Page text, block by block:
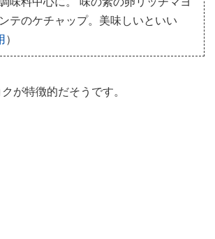
テのケチャップ。美味しいといい
）
が特徴的だそうです。